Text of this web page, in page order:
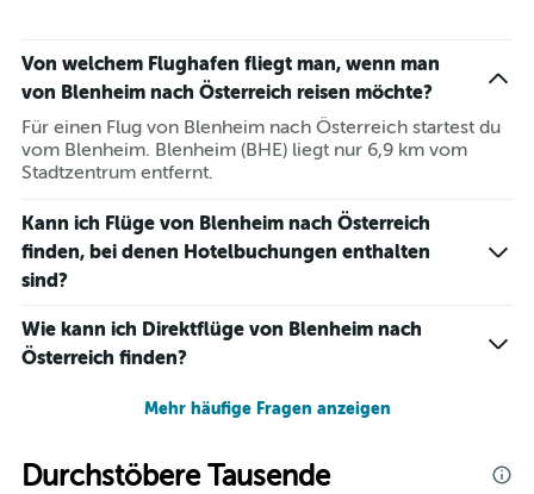
Von welchem Flughafen fliegt man, wenn man
von Blenheim nach Österreich reisen möchte?
Für einen Flug von Blenheim nach Österreich startest du
vom Blenheim. Blenheim (BHE) liegt nur 6,9 km vom
Stadtzentrum entfernt.
Kann ich Flüge von Blenheim nach Österreich
finden, bei denen Hotelbuchungen enthalten
sind?
Wie kann ich Direktflüge von Blenheim nach
Österreich finden?
Mehr häufige Fragen anzeigen
Durchstöbere Tausende